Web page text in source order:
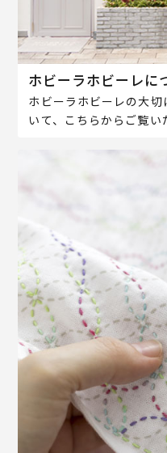
ホビーラホビーレに
ホビーラホビーレの大
いて、こちらからご覧い